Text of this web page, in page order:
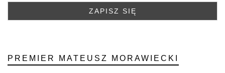
PREMIER MATEUSZ MORAWIECKI